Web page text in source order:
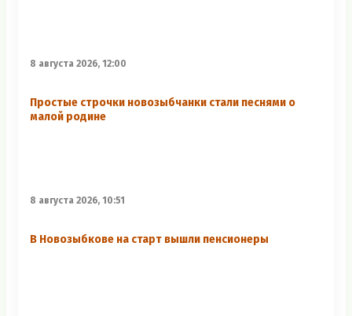
8 августа 2026, 12:00
Простые строчки новозыбчанки стали песнями о
малой родине
8 августа 2026, 10:51
В Новозыбкове на старт вышли пенсионеры